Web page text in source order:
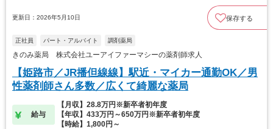
更新日：2026年5月10日 保存する
正社員 パート・アルバイト 調剤薬局
きのみ薬局 株式会社ユーアイファーマシーの薬剤師求人
【姫路市／JR播但線線】駅近・マイカー通勤OK／男
性薬剤師さん多数／広くて綺麗な薬局
給与
【月収】28.8万円※新卒者初年度
【年収】433万円～650万円※新卒者初年度
【時給】1,800円～